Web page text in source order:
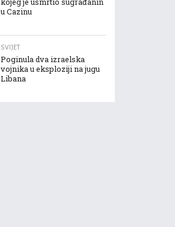
u Cazinu
SVIJET
Poginula dva izraelska
vojnika u eksploziji na jugu
Libana